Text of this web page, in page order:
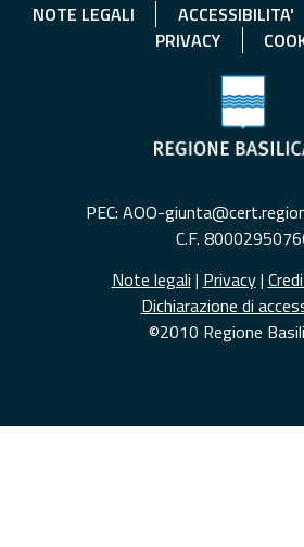
NOTE LEGALI ACCESSIBILITA'
PRIVACY
PEC: AOO-
C.F.
Note legali | Privacy|
Dichiarazione di
©2010 Regione